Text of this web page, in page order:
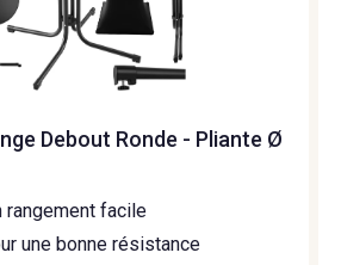
Debout Ronde - Pliante Ø
rangement facile
une bonne résistance